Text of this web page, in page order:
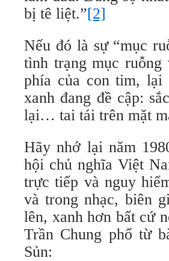
bị tê liệt.”[2]
Nếu đó là sự “mục
tình trạng mục
phía của con tim, lại
xanh đang đề cập:
lại… tai tái trên mặt
Hãy nhớ lại năm
hội chủ nghĩa Việt
trực tiếp và nguy
và trong nhạc, biên
lên, xanh hơn bất cứ
Trần Chung phổ từ
Sủn: